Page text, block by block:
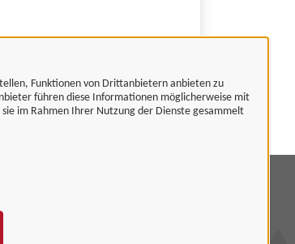
Funktionen von Drittanbietern anbieten zu
führen diese Informationen möglicherweise mit
im Rahmen Ihrer Nutzung der Dienste gesammelt